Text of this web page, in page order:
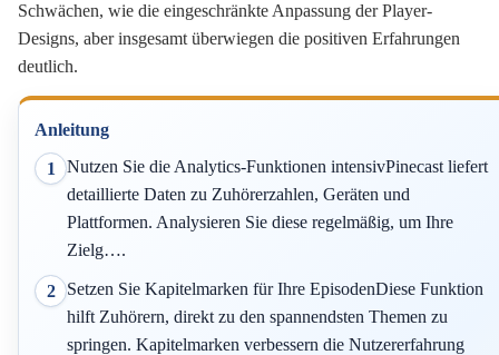
Schwächen, wie die eingeschränkte Anpassung der Player-
Designs, aber insgesamt überwiegen die positiven Erfahrungen
deutlich.
Anleitung
1
Nutzen Sie die Analytics-Funktionen intensivPinecast liefert
detaillierte Daten zu Zuhörerzahlen, Geräten und
Plattformen. Analysieren Sie diese regelmäßig, um Ihre
Zielg….
2
Setzen Sie Kapitelmarken für Ihre EpisodenDiese Funktion
hilft Zuhörern, direkt zu den spannendsten Themen zu
springen. Kapitelmarken verbessern die Nutzererfahrung